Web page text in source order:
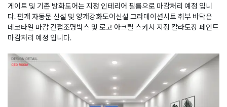
게이트 및 기존 방화도어는 지정 인테리어 필름으로 마감처리 예정 입니
다. 편개 자동문 신설 및 양개강화도어신설 그라데이션시트 취부 바닥은
데코타일 마감 간접조명박스 및 로고 아크릴 스카시 지정 칼라도장 페인트
마감처리 예정 입니다.